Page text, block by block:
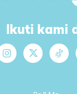
dia
untuk
(masukkan
Abah perlu di
Ikuti kami